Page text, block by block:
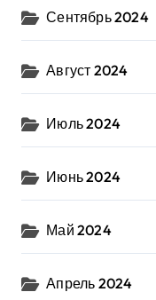
Сентябрь 2024
Август 2024
Июль 2024
Июнь 2024
Май 2024
Апрель 2024